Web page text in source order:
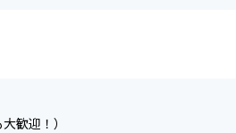
歓迎！）